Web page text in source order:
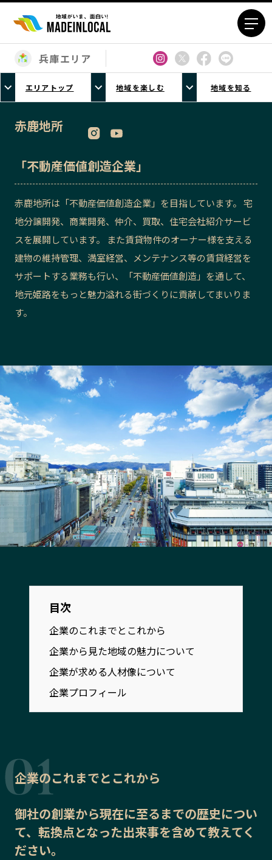
エリアから探す
北海道エリア
青森エリア
岩手エリア
栃木エリア
福井エリア
山梨エリア
長野エリア
岐阜エリア
北摂エリア
堺・泉州エリア
河内エリア
兵庫エリア
奈良エリア
和歌山エリア
鳥取エリア
島根エリア
岡山エリア
広島エリア
山口エリア
徳島エリア
香川エリア
愛媛エリア
高知エリア
福岡エリア
佐賀エリア
長崎エリア
熊本エリア
大分エリア
特集コンテンツ
地域を代表する 企業100選
プレスリリース
行政連携記事
Sporkle
「人」から探す
記事ライター アンバサダー
兵庫エリア
エリアトップ 地域を楽しむ 地域を知る
赤鹿地所
「不動産価値創造企業」
赤鹿地所は「不動産価値創造企業」を目指しています。 宅
地分譲開発、商業開発、仲介、買取、住宅会社紹介サービ
スを展開しています。 また賃貸物件のオーナー様を支える
建物の維持管理、満室経営、メンテナンス等の賃貸経営を
サポートする業務も行い、「不動産価値創造」を通して、
地元姫路をもっと魅力溢れる街づくりに貢献してまいりま
す。
目次
企業のこれまでとこれから
企業から見た地域の魅力について
企業が求める人材像について
企業プロフィール
企業のこれまでとこれから
御社の創業から現在に至るまでの歴史につい
て、転換点となった出来事を含めて教えてく
ださい。